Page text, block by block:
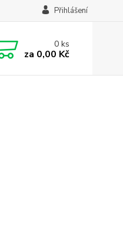
Přihlášení
0ks
za 0,00 Kč